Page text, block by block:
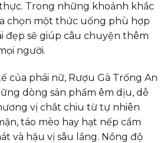
Trong những khoảnh khắc
chọn một thức uống phù hợp
đẹp sẽ giúp câu chuyện thêm
người.
của phái nữ, Rượu Gà Trống An
dòng sản phẩm êm dịu, dễ
vị chắt chiu từ tự nhiên
táo mèo hay hạt nếp cẩm
và hậu vị sâu lắng. Nồng độ